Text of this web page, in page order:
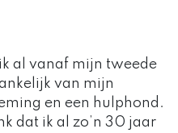
al vanaf mijn tweede
van mijn
en een hulphond.
dat ik al zo’n 30 jaar